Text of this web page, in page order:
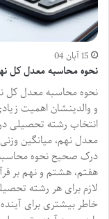
15 آبان 04
نحوه محاسبه معدل کل
نحوه محاسبه معدل کل
و والدینشان اهمیت
انتخاب رشته تحصیلی
معدل نهم، میانگین
درک صحیح نحوه محاسبه
هفتم، هشتم و نهم بر
لازم برای هر رشته
خاطر بیشتری برای